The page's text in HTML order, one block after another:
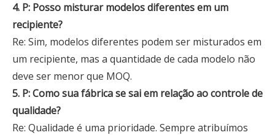
4. P: Posso misturar modelos diferentes em um
recipiente?
Re: Sim, modelos diferentes podem ser misturados em
um recipiente, mas a quantidade de cada modelo não
deve ser menor que MOQ.
5. P: Como sua fábrica se sai em relação ao controle de
qualidade?
Re: Qualidade é uma prioridade. Sempre atribuímos